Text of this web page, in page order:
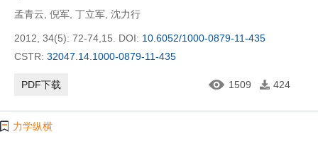
孟青云 倪军 丁立军 沈力行
2012, 34(5): 72-74,15. DOI: 10.6052/1000-0879-11-435
CSTR: 32047.14.1000-0879-11-435
PDF下载 1509 424
力学纵横